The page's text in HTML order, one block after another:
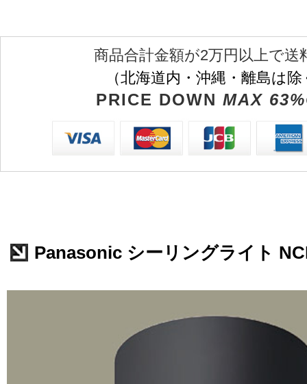
商品合計金額が2万円以上で送
（北海道内・沖縄・離島は
PRICE DOWN MAX
Panasonic シーリングライト